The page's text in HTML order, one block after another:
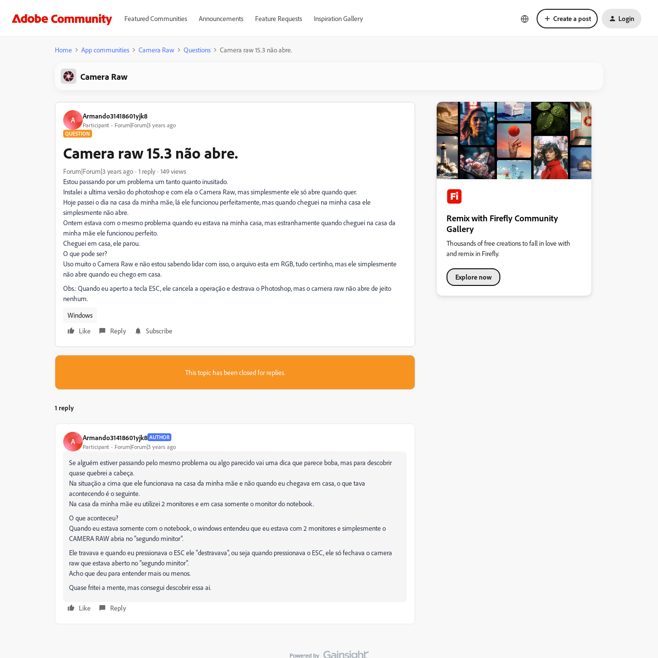
Featured Communities Announcements Feature Requests Inspiration Gallery Create a post Login
Home App communities Camera Raw Questions Camera raw 15.3 não abre.
Camera Raw
A Armando31418601yjk8
Participant Forum|Forum|3 years ago
QUESTION
Camera raw 15.3 não abre.
Forum|Forum|3 years ago 1 reply
149 views
Estou passando por um problema um tanto quanto inusitado.
Instalei a ultima versão do photoshop e com ela o Camera Raw, mas simplesmente ele só abre quando quer.
Hoje passei o dia na casa da minha mãe, lá ele funcionou perfeitamente, mas quando cheguei na minha casa ele
simplesmente não abre.
Ontem estava com o mesmo problema quando eu estava na minha casa, mas estranhamente quando cheguei na casa da
minha mãe ele funcionou perfeito.
Cheguei em casa, ele parou.
O que pode ser?
Uso muito o Camera Raw e não estou sabendo lidar com isso, o arquivo esta em RGB, tudo certinho, mas ele simplesmente
não abre quando eu chego em casa.
Obs.: Quando eu aperto a tecla ESC, ele cancela a operação e destrava o Photoshop, mas o camera raw não abre de jeito
nenhum.
Windows
Like
Reply Subscribe
This topic has been closed for replies.
1 reply
A Armando31418601yjk8 AUTHOR
Participant Forum|Forum|3 years ago
Se alguém estiver passando pelo mesmo problema ou algo parecido vai uma dica que parece boba, mas para descobrir
quase quebrei a cabeça.
Na situação a cima que ele funcionava na casa da minha mãe e não quando eu chegava em casa, o que tava
acontecendo é o seguinte.
Na casa da minha mãe eu utilizei 2 monitores e em casa somente o monitor do notebook.
O que aconteceu?
Quando eu estava somente com o notebook, o windows entendeu que eu estava com 2 monitores e simplesmente o
CAMERA RAW abria no "segundo minitor".
Ele travava e quando eu pressionava o ESC ele "destravava", ou seja quando pressionava o ESC, ele só fechava o camera
raw que estava aberto no "segundo minitor".
Acho que deu para entender mais ou menos.
Quase fritei a mente, mas consegui descobrir essa ai.
Like Reply
Remix with Firefly Community
Gallery
Thousands of free creations to fall in love with
and remix in Firefly.
Explore now